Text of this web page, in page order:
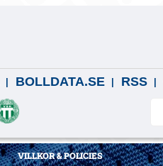
BOLLDATA.SE RSS
VILLKOR & POLICIES